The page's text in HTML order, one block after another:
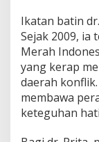
Ikatan batin
Sejak 2009, ia
Merah
yang kerap
daerah
membawa
keteguhan